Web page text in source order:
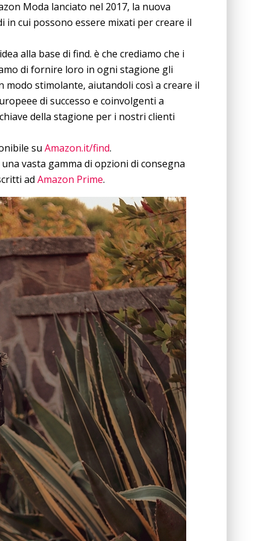
Moda lanciato nel 2017, la nuova
in cui possono essere mixati per creare il
alla base di find. è che crediamo che i
di fornire loro in ogni stagione gli
modo stimolante, aiutandoli così a creare il
di successo e coinvolgenti a
della stagione per i nostri clienti
su Amazon.it/find.
vasta gamma di opzioni di consegna
ad Amazon Prime.